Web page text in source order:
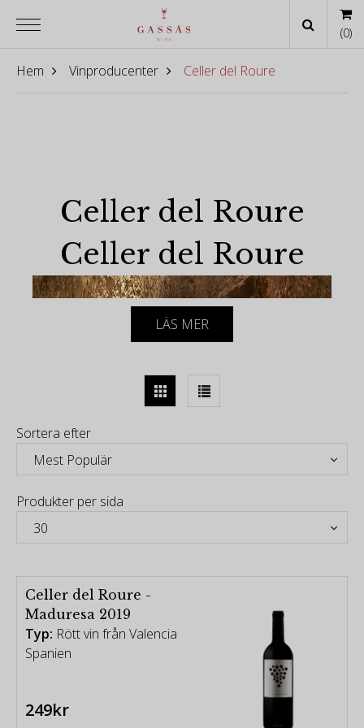
Hem Vinproducenter Celler del Roure
Celler del Roure
Celler del Roure
Celler del Roures vingårdar med sandig lera
grundades 1996 och ligger på 600 meters höjd,
inbäddat under Sierra La Solana. Den närmaste
staden, Moixent, ligger en timme eller så sydväst
från Valencia. Förutom att vara underbara viner, är
LÄS MER
Sortera efter
Produkter per sida
Celler del Roure -
Maduresa 2019
Typ: Rött vin från Valencia
Spanien
249kr
(0)